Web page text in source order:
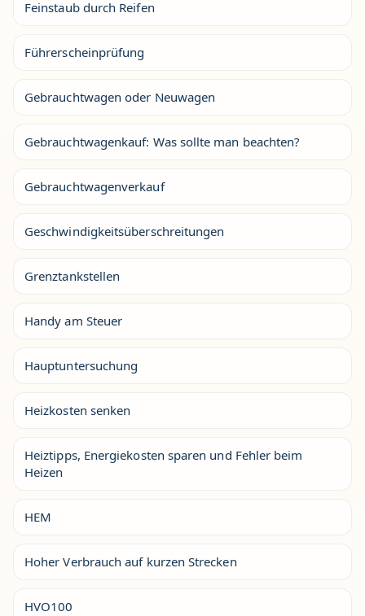
Feinstaub durch Reifen
Führerscheinprüfung
Gebrauchtwagen oder Neuwagen
Gebrauchtwagenkauf: Was sollte man beachten?
Gebrauchtwagenverkauf
Geschwindigkeitsüberschreitungen
Grenztankstellen
Handy am Steuer
Hauptuntersuchung
Heizkosten senken
Heiztipps, Energiekosten sparen und Fehler beim
Heizen
HEM
Hoher Verbrauch auf kurzen Strecken
HVO100